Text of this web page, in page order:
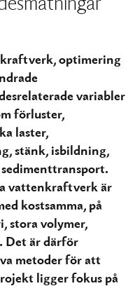
optimering
variabler
förluster,
laster,
stänk, isbildning,
vattenkraftverk är
kostsamma, på
stora volymer,
Det är därför
metoder för att
ligger fokus på